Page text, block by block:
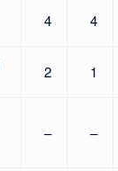
4 4
2 1
– –